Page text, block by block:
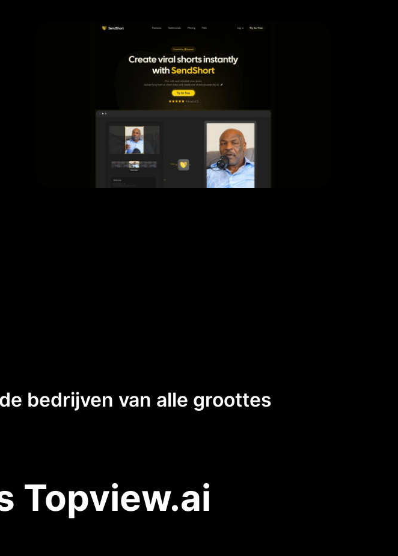
bedrijven van alle groottes
Topview.ai